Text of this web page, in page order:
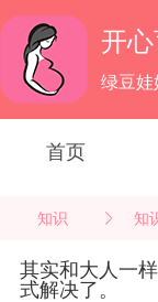
开
绿豆娃
首页
知识 知
其实和大人一
式解决了。